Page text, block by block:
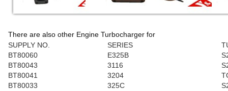
There are also other Engine Turbocharger for
SUPPLY NO.
SERIES
BT80060
E325B
BT80043
3116
BT80041
3204
BT80033
325C